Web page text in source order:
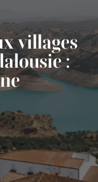
villages
: